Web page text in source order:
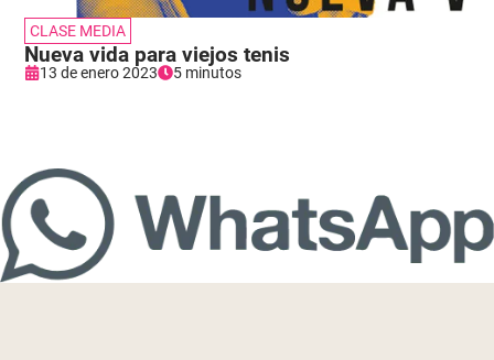
CLASE MEDIA
Nueva vida para viejos tenis
13 de enero 2023 5 minutos